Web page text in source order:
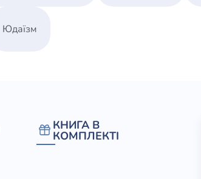
Юдаїзм
КНИГА В
КОМПЛЕКТІ